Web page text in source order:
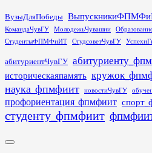
Перейти
к
содержимому
ВузыДляПобеды
КомандаЧувГУ
МолодежьЧувашии
СтудентыФПМФиИТ
СтудсоветЧувГУ
абитуриентЧувГУ
историческаяпамять
наука_фпмфиит новостиЧувГУ
профориентация_фпмфиит
студенту_фпмфиит
Основное